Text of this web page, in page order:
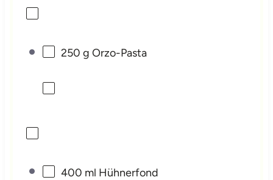
250 g Orzo-Pasta
400 ml Hühnerfond